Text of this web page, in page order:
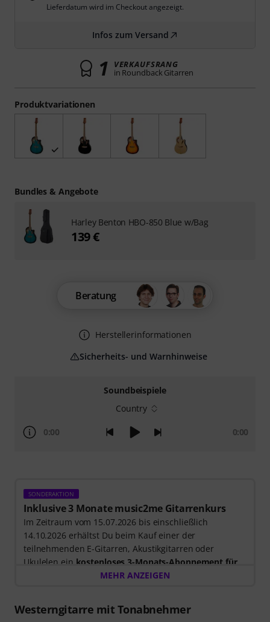
Soundbeispiele
Country
0:00 0:00
SONDERAKTION
Inklusive 3 Monate music2me Gitarrenkurs
Im Zeitraum vom 15.07.2026 bis einschließlich
14.10.2026 erhältst Du beim Kauf einer der
teilnehmenden E-Gitarren, Akustikgitarren oder
Ukulelen ein kostenloses 3-Monats-Abonnement für
einen Onlinekurs von music2me im Wert von EUR
zugesendet. Das music2me Abo endet nach Ablauf
MEHR ANZEIGEN
Westerngitarre mit Tonabnehmer
Produktvariationen
Lieferdatum wird im Checkout angezeigt.
Infos zum Versand
1 VERKAUFSRANG
in Roundback Gitarren
Beratung
Herstellerinformationen
Sicherheits- und Warnhinweise
Bundles & Angebote
Harley Benton HBO-850 Blue w/Bag
139 €